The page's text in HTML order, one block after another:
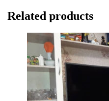
Related products